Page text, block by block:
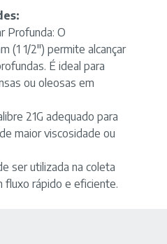
Profunda: O
(1 1/2") permite alcançar
É ideal para
ou oleosas em
21G adequado para
maior viscosidade ou
ser utilizada na coleta
fluxo rápido e eficiente.